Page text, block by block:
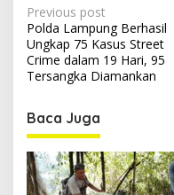
P
o
s
t
n
a
v
Previous post
Polda Lampung Berhasil
Ungkap 75 Kasus Street
Crime dalam 19 Hari, 95
Tersangka Diamankan
Baca Juga